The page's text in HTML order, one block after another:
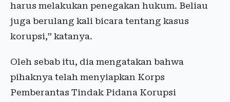
harus melakukan penegakan hukum. Beliau
juga berulang kali bicara tentang kasus
korupsi,” katanya.
Oleh sebab itu, dia mengatakan bahwa
pihaknya telah menyiapkan Korps
Pemberantas Tindak Pidana Korupsi